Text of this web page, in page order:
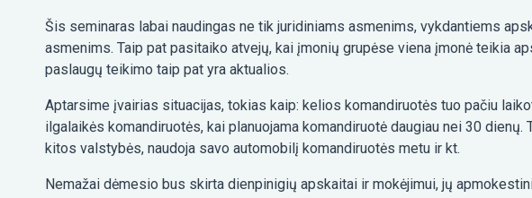
Šis seminaras labai naudingas ne tik juridiniams asmenims, vykdantiems
asmenims. Taip pat pasitaiko atvejų, kai įmonių grupėse viena įmonė teikia
paslaugų teikimo taip pat yra aktualios.
Aptarsime įvairias situacijas, tokias kaip: kelios komandiruotės tuo pačiu
ilgalaikės komandiruotės, kai planuojama komandiruotė daugiau nei 30
kitos valstybės, naudoja savo automobilį komandiruotės metu ir kt.
Nemažai dėmesio bus skirta dienpinigių apskaitai ir mokėjimui, jų